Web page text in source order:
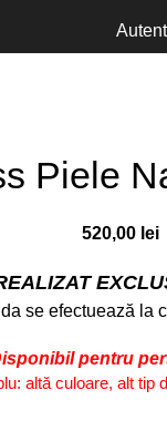
Piele
520,00 lei
se efectuează la
pentru
altă culoare, alt tip